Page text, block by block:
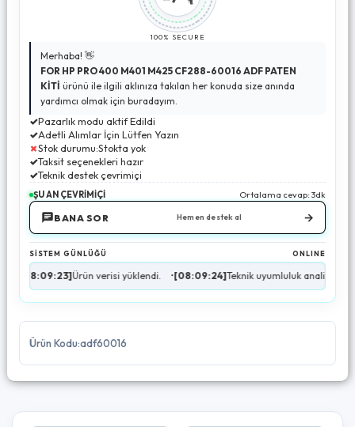
100% SECURE
Merhaba! 👋
FOR HP PRO 400 M401 M425 CF288-60016 ADF PATEN
KİTİ ürünü ile ilgili aklınıza takılan her konuda size anında
yardımcı olmak için buradayım.
✓Pazarlık modu aktif Edildi
✓Adetli Alımlar İçin Lütfen Yazın
✗Stok durumu:Stokta yok
✓Taksit seçenekleri hazır
✓Teknik destek çevrimiçi
ŞU AN ÇEVRİMİÇİ Ortalama cevap: 3dk
BANA SOR Hemen destek al →
SİSTEM GÜNLÜĞÜ ONLINE
Ürün verisi yüklendi. •[08:09:24]Teknik uyumluluk analizi
Ürün Kodu:adf60016